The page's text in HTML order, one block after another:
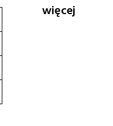
więcej